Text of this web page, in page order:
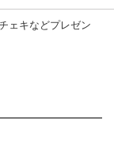
ェキなどプレゼン